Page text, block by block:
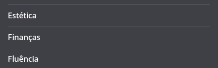
Estética
Finanças
Fluência